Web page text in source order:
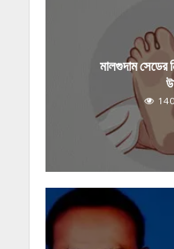
মালগুদাম সেডের